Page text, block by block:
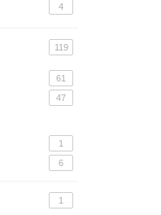
4
119
61
47
1
6
1